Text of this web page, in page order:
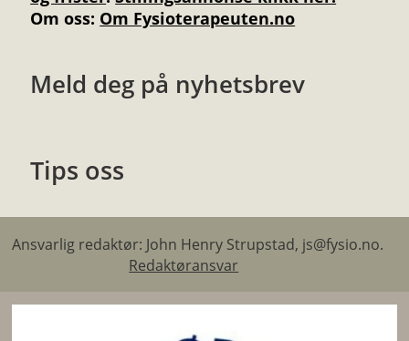
Om oss: Om Fysioterapeuten.no
Meld deg på nyhetsbrev
Tips oss
Ansvarlig redaktør: John Henry Strupstad, js@fysio.no.
Redaktøransvar